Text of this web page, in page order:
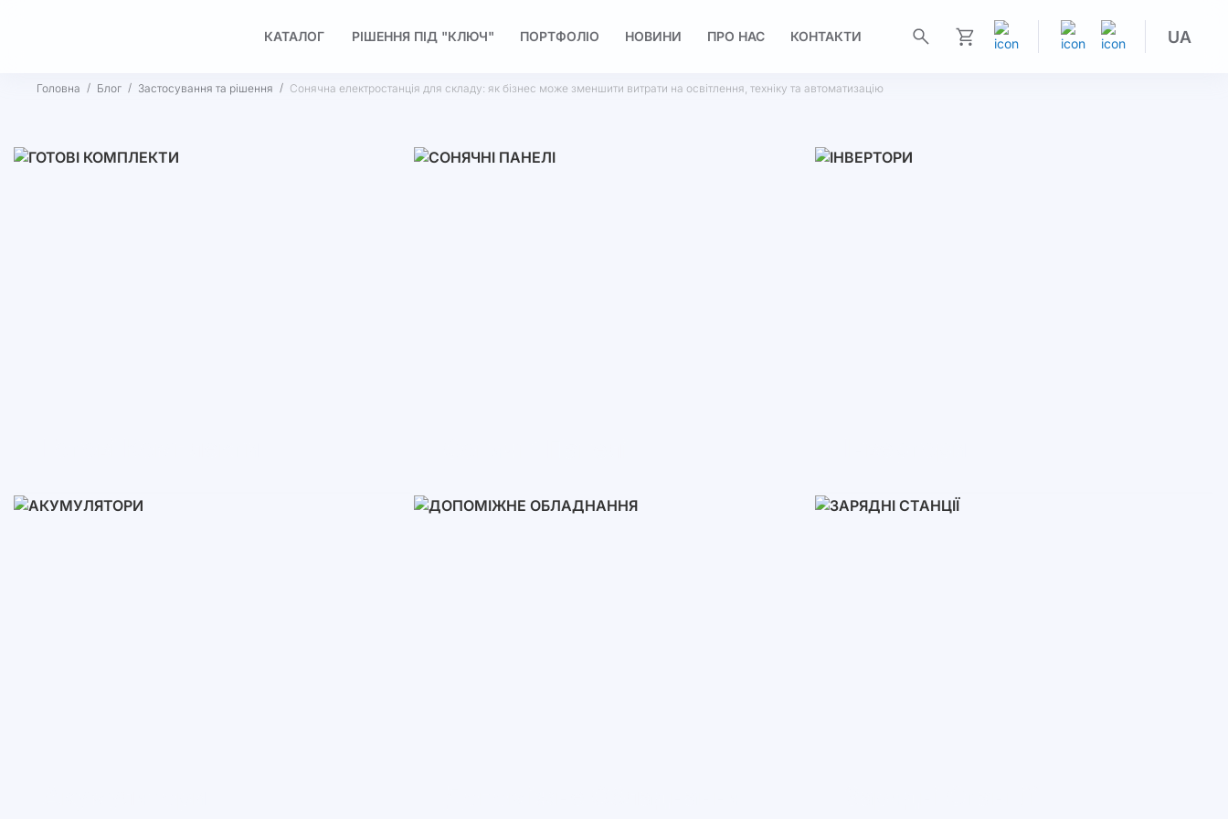
КАТАЛОГ РІШЕННЯ ПІД "КЛЮЧ" ПОРТФОЛІО НОВИНИ ПРО НАС
КОНТАКТИ
UA
Головна Блог Застосування та рішення Сонячна електростанція для складу: як бізнес може зменшити витрати на освітлення, техніку та автоматизацію
3-10 кВт Однофазні